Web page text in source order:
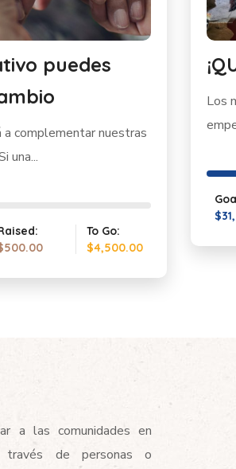
puedes
a complementar nuestras
una...
To Go:
$4,500.00
Los
a las comunidades en
través de personas o